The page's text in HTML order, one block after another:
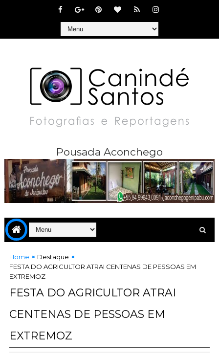
Pousada Aconchego
Home
Destaque
FESTA DO AGRICULTOR ATRAI CENTENAS DE PESSOAS EM
EXTREMOZ
FESTA DO AGRICULTOR ATRAI
CENTENAS DE PESSOAS EM
EXTREMOZ